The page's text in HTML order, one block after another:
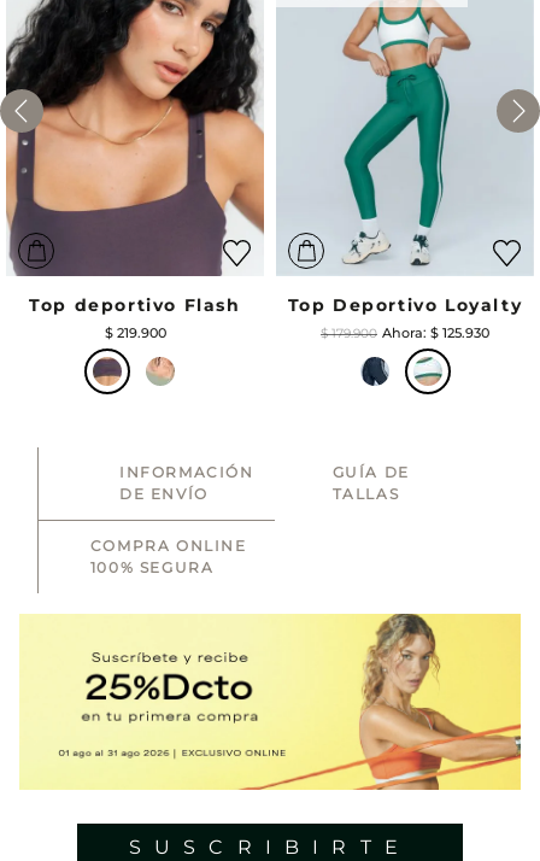
Top deportivo Flash
$ 219.900
Top Deportivo Loyalty
$ 179.900 $ 125.930
INFORMACIÓN
DE ENVÍO
GUÍA DE
TALLAS
COMPRA ONLINE
100% SEGURA
SUSCRIBIRTE